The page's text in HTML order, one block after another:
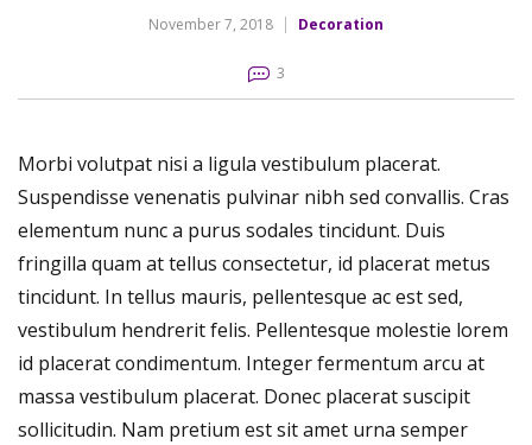
November 7, 2018 Decoration
3
Morbi volutpat nisi a ligula vestibulum placerat.
Suspendisse venenatis pulvinar nibh sed convallis. Cras
elementum nunc a purus sodales tincidunt. Duis
fringilla quam at tellus consectetur, id placerat metus
tincidunt. In tellus mauris, pellentesque ac est sed,
vestibulum hendrerit felis. Pellentesque molestie lorem
id placerat condimentum. Integer fermentum arcu at
massa vestibulum placerat. Donec placerat suscipit
sollicitudin. Nam pretium est sit amet urna semper